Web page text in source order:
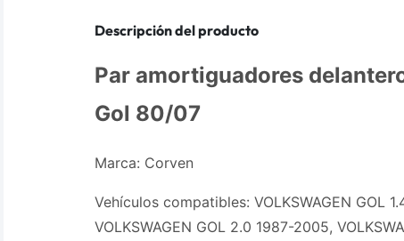
Descripción del producto
Par amortiguadores
Gol 80/07
Marca: Corven
Vehículos compatibles: VOLKSWAGEN GOL
VOLKSWAGEN GOL 2.0 1987-2005,